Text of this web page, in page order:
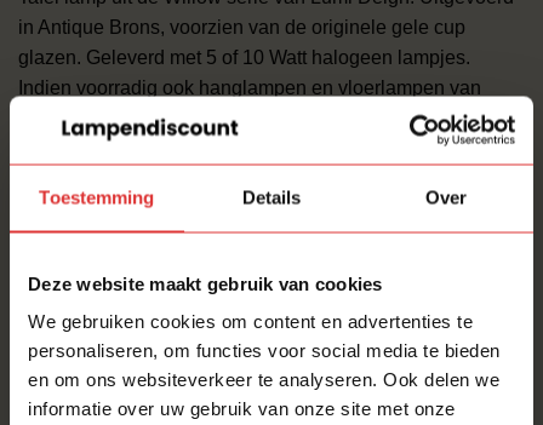
Toestemming Details Over
Deze website maakt gebruik van cookies
We gebruiken cookies om content en advertenties te
personaliseren, om functies voor social media te bieden
en om ons websiteverkeer te analyseren. Ook delen we
informatie over uw gebruik van onze site met onze
in Antique Brons, voorzien van de originele gele cup
glazen. Geleverd met 5 of 10 Watt halogeen lampjes.
Indien voorradig ook hanglampen en vloerlampen van
deze serie leverbaar.
Lengte: 45 cm
Hoogte: 60 cm
REFURBISHED LAMPEN
Mooie design lampen verdienen een tweede huis! Deze